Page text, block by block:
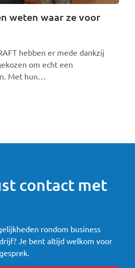
weten waar ze voor
hebben er mede dankzij
om echt een
Met hun…
contact met
rondom business
Je bent altijd welkom voor